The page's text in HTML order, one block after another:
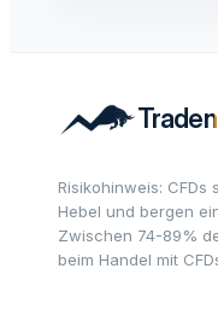
Risikohinweis: CFDs
Hebel und bergen
Zwischen 74-89%
beim Handel mit